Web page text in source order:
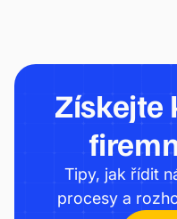
Získejte
Tipy, jak řídit
procesy a